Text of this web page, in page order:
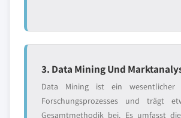
3. Data Mining Und
Data Mining ist ein wesentlicher
Forschungsprozesses und trägt
Gesamtmethodik bei. Es umfasst